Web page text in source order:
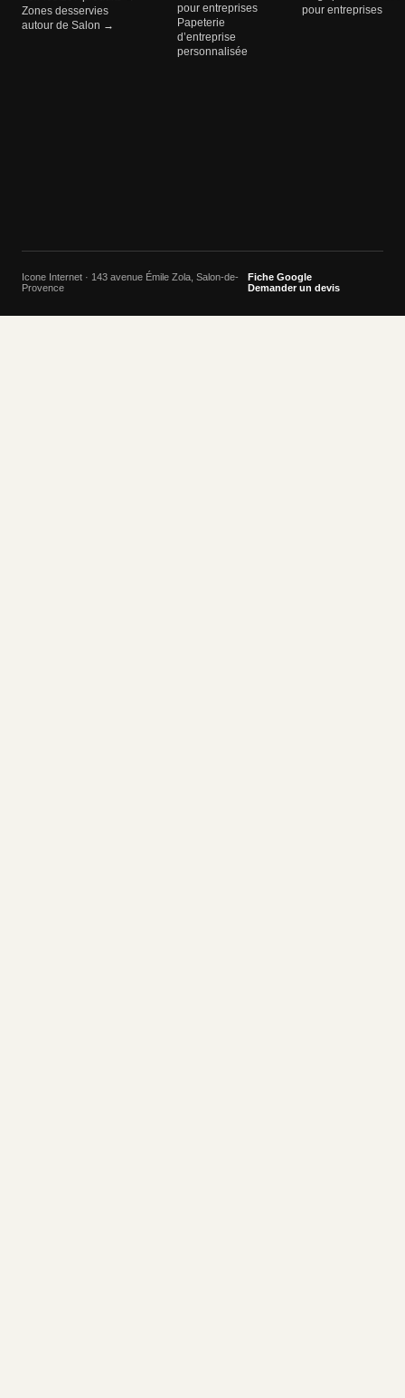
Zones desservies
autour de Salon →
pour entreprises
Papeterie
d’entreprise
personnalisée
pour entreprises
Icone Internet · 143 avenue Émile Zola, Salon-de-
Provence
Fiche Google
Demander un devis